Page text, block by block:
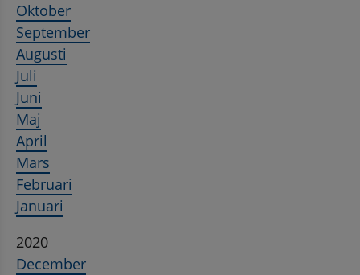
Oktober
September
Augusti
Juli
Juni
Maj
April
Mars
Februari
Januari
2020
December